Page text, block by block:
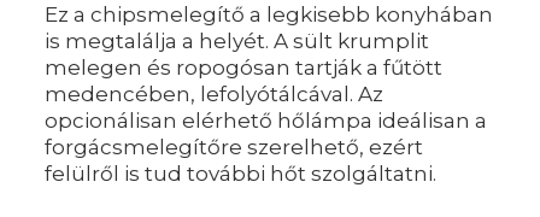
Ez a chipsmelegítő a legkisebb konyhában
is megtalálja a helyét. A sült krumplit
melegen és ropogósan tartják a fűtött
medencében, lefolyótálcával. Az
opcionálisan elérhető hőlámpa ideálisan a
forgácsmelegítőre szerelhető, ezért
felülről is tud további hőt szolgáltatni.